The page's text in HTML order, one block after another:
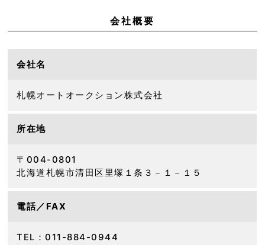
会社概要
会社名
札幌オートオークション株式会社
所在地
〒004-0801
北海道札幌市清田区里塚１条３－１－１５
電話／FAX
TEL：011-884-0944